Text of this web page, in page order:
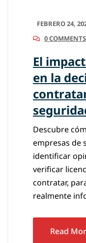
FEBRERO 24,
0 COMMENTS
El
en la
Descubre
empresas de
identificar
verificar
contratar,
realmente
Read